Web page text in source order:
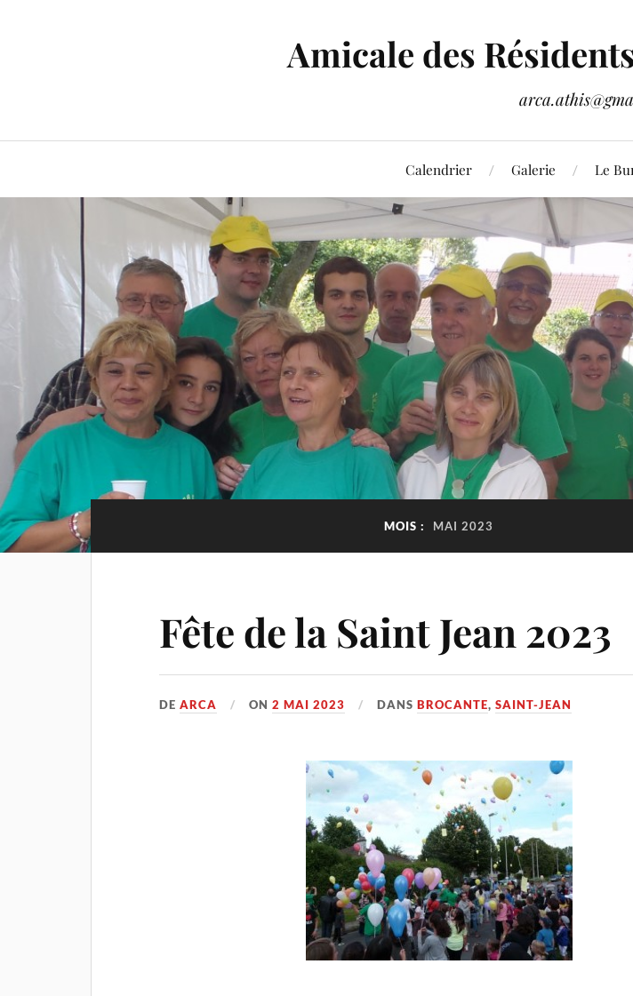
Amicale des
Calendrier Galerie Le
MOIS : MAI 2023
Fête de la Saint Jean 2023
DEARCA ON2 MAI 2023 DANSBROCANTE,SAINT-JEAN